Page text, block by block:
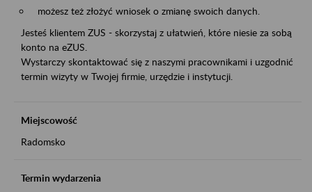
możesz też złożyć wniosek o zmianę swoich danych.
Jesteś klientem ZUS - skorzystaj z ułatwień, które niesie za sobą
konto na eZUS.
Wystarczy skontaktować się z naszymi pracownikami i uzgodnić
termin wizyty w Twojej firmie, urzędzie i instytucji.
Miejscowość
Radomsko
Termin wydarzenia